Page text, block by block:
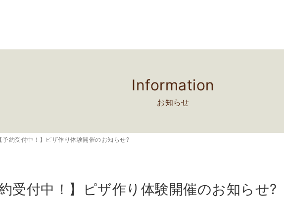
Information
お知らせ
【予約受付中！】ピザ作り体験開催のお知らせ?
約受付中！】ピザ作り体験開催のお知らせ?